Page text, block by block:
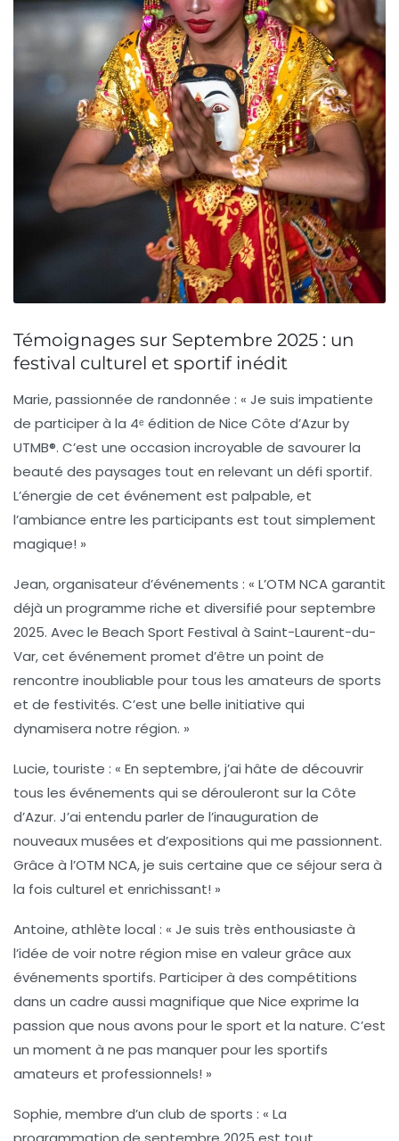
Témoignages sur Septembre 2025 : un
festival culturel et sportif inédit
Marie, passionnée de randonnée : « Je suis impatiente
de participer à la 4ᵉ édition de Nice Côte d’Azur by
UTMB®. C’est une occasion incroyable de savourer la
beauté des paysages tout en relevant un défi sportif.
L’énergie de cet événement est palpable, et
l’ambiance entre les participants est tout simplement
magique! »
Jean, organisateur d’événements : « L’OTM NCA garantit
déjà un programme riche et diversifié pour septembre
2025. Avec le Beach Sport Festival à Saint-Laurent-du-
Var, cet événement promet d’être un point de
rencontre inoubliable pour tous les amateurs de sports
et de festivités. C’est une belle initiative qui
dynamisera notre région. »
Lucie, touriste : « En septembre, j’ai hâte de découvrir
tous les événements qui se dérouleront sur la Côte
d’Azur. J’ai entendu parler de l’inauguration de
nouveaux musées et d’expositions qui me passionnent.
Grâce à l’OTM NCA, je suis certaine que ce séjour sera à
la fois culturel et enrichissant! »
Antoine, athlète local : « Je suis très enthousiaste à
l’idée de voir notre région mise en valeur grâce aux
événements sportifs. Participer à des compétitions
dans un cadre aussi magnifique que Nice exprime la
passion que nous avons pour le sport et la nature. C’est
un moment à ne pas manquer pour les sportifs
amateurs et professionnels! »
Sophie, membre d’un club de sports : « La